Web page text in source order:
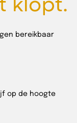
bereikbaar
op de hoogte